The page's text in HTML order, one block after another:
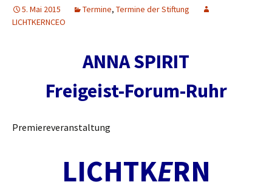
5. Mai 2015 Termine, Termine der Stiftung
LICHTKERNCEO
ANNA SPIRIT
Freigeist-Forum-Ruhr
Premiereveranstaltung
LICHTKERN